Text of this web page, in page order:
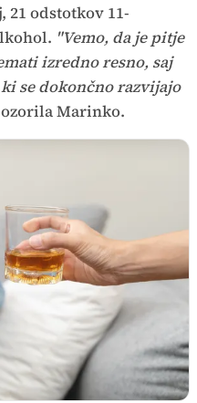
21 odstotkov 11-
"Vemo, da je pitje
izredno resno, saj
se dokončno razvijajo
Marinko.